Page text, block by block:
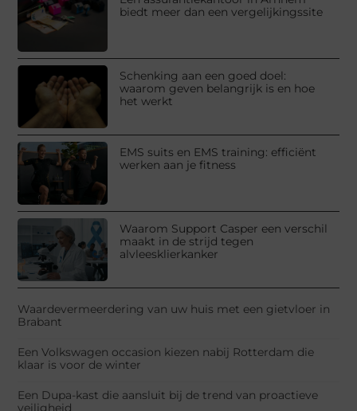
biedt meer dan een vergelijkingssite
Schenking aan een goed doel:
waarom geven belangrijk is en hoe
het werkt
EMS suits en EMS training: efficiënt
werken aan je fitness
Waarom Support Casper een verschil
maakt in de strijd tegen
alvleesklierkanker
Waardevermeerdering van uw huis met een gietvloer in
Brabant
Een Volkswagen occasion kiezen nabij Rotterdam die
klaar is voor de winter
Een Dupa-kast die aansluit bij de trend van proactieve
veiligheid